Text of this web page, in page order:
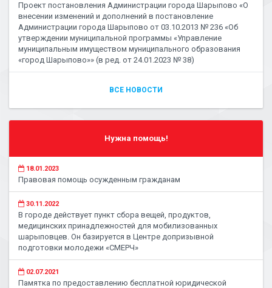
Проект постановления Администрации города Шарыпово «О
внесении изменений и дополнений в постановление
Администрации города Шарыпово от 03.10.2013 № 236 «Об
утверждении муниципальной программы «Управление
муниципальным имуществом муниципального образования
«город Шарыпово»» (в ред. от 24.01.2023 № 38)
ВСЕ НОВОСТИ
Нужна помощь!
18.01.2023
Правовая помощь осужденным гражданам
30.11.2022
В городе действует пункт сбора вещей, продуктов,
медицинских принадлежностей для мобилизованных
шарыповцев. Он базируется в Центре допризывной
подготовки молодежи «СМЕРЧ»
02.07.2021
Памятка по предоставлению бесплатной юридической